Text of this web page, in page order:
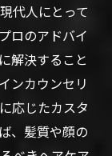
代人にとって
ロのアドバイ
解決すること
ンカウンセリ
応じたカスタ
、髪質や顔の